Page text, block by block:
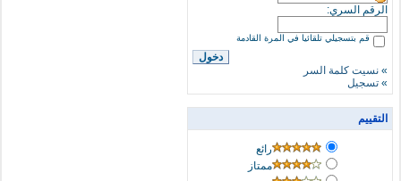
الرقم السري:
قم بتسجيلي تلقائيا في المرة القادمة
»نسيت كلمة السر
»تسجيل
التقييم
رائع
ممتاز